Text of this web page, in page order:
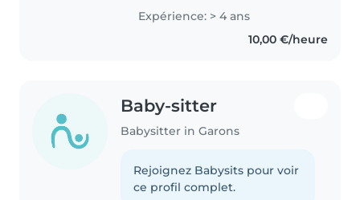
J'ai déjà de l'expérience avec les
enfants (famille / proches) et
Expérience: > 4 ans
10,00 €/heure
Baby-sitter
Babysitter in Garons
Rejoignez Babysits pour voir
ce profil complet.